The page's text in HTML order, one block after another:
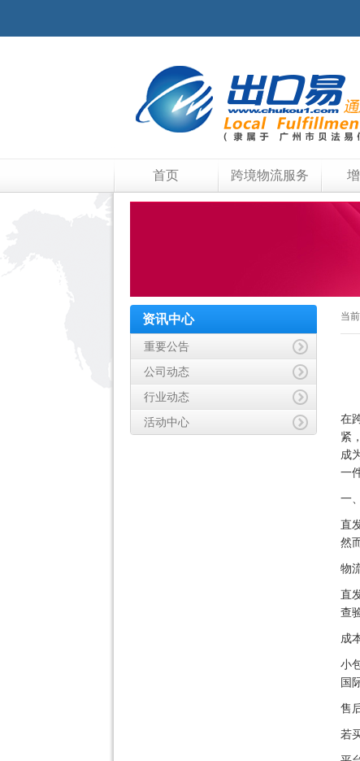
首页 跨境物流服务
资讯中心
重要公告
公司动态
行业动态
活动中心
当
在
紧
成
一
一
直
然
物
直
查
成
小
国
售
若